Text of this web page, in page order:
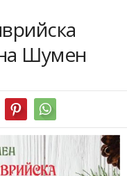
Шумен